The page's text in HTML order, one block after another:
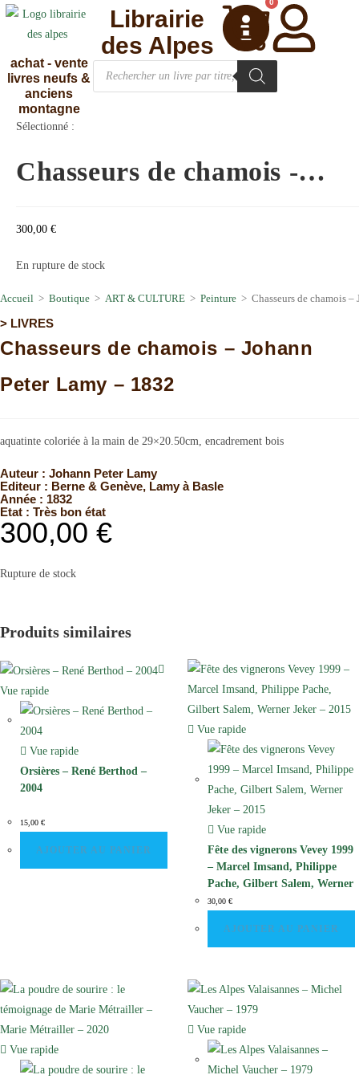
achat - vente
livres neufs &
anciens
montagne
0
Librairie
des Alpes
Sélectionné :
Chasseurs de chamois -…
300,00 €
En rupture de stock
Accueil > Boutique > ART & CULTURE > Peinture > Chasseurs de chamois
> LIVRES
Chasseurs de chamois – Johann
Peter Lamy – 1832
aquatinte coloriée à la main de 29×20.50cm, encadrement bois
Auteur : Johann Peter Lamy
Editeur : Berne & Genève, Lamy à Basle
Année : 1832
Etat : Très bon état
300,00 €
Rupture de stock
Produits similaires
Vue rapide
Vue rapide
Orsières – René Berthod –
2004
15,00 €
AJOUTER AU PANIER
Vue rapide
Vue rapide
Fête des vignerons Vevey 1999
– Marcel Imsand, Philippe
Pache, Gilbert Salem, Werner
Jeker – 2015
30,00 €
AJOUTER AU PANIER
Vue rapide
Vue rapide